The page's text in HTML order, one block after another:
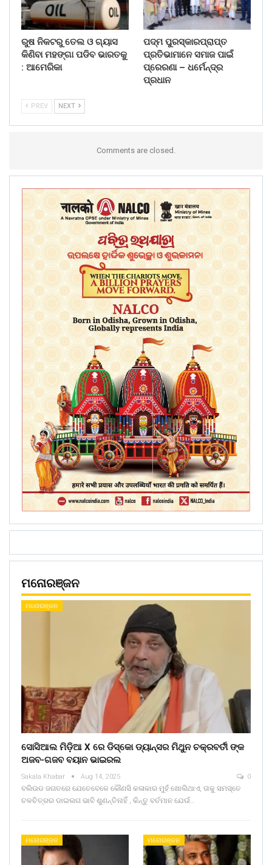
ରୁଷ ନିକଟରୁ ତେଲ ଓ ଗ୍ୟାସ
କିଣିବା ମହଙ୍ଗା ପଡିବ ଭାରତକୁ
: ଆମେରିକା
ପଦ୍ମ ପୁରସ୍କାରପ୍ରାପ୍ତ
ପ୍ରତିଭାମାନେ ସମାଜ ପାଇଁ
ପ୍ରେରଣା – ଧର୍ମେନ୍ଦ୍ର
ପ୍ରଧାନ
PREV NEXT
Comments are closed.
ମନୋରଞ୍ଜନ
ମନୋରଞ୍ଜନ
ସୋସିଆଲ ମିଡ଼ିଆ X ରେ ଡିସ୍କୋ ଡ୍ୟାନ୍ସର ମିଥୁନ ଚକ୍ରବର୍ତୀ ଙ୍କ
ଅଜବ-ଗଜବ ବୟାନ ଭାଇରଲ
Sakala Khabar Aug 14, 2025 0
ବଲିଉଡ ଜଗତରେ ଯେତେବେଳେ କୌଣସି କଳାକାର ମୁହଁ ଖୋଲିଥାଏ, ତାକୁ ସମସ୍ତେ
ଚଳଚିତ୍ରର ଡାଇଲଗ ଭାବି ଶୁଣନ୍ତିନାହିଁ , କିନ୍ତୁ ବର୍ତମାନ ଯେଉଁ…
ମନୋରଞ୍ଜନ ମନୋରଞ୍ଜନ